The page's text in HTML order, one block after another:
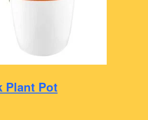
Plant Pot